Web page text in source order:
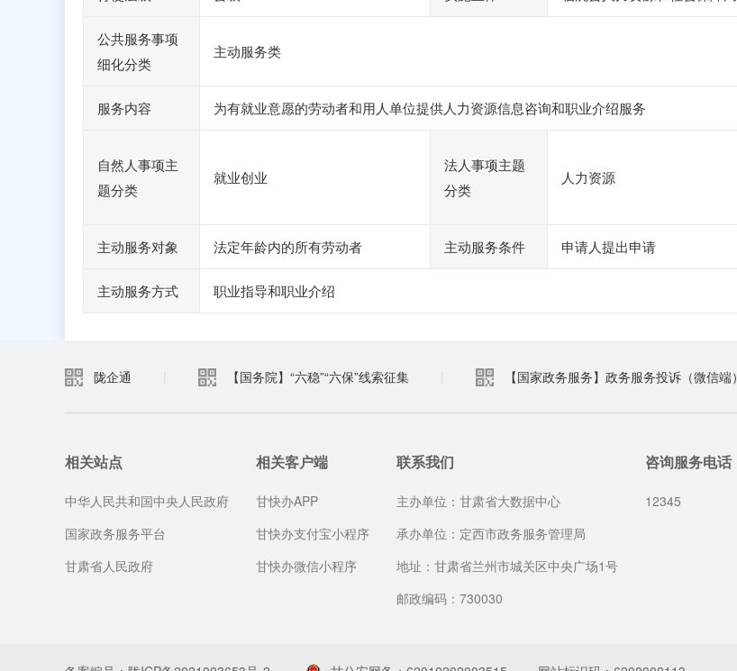
公共服务事项
细化分类
主动服务类
服务内容 为有就业意愿的劳动者和用人单位提供人力资源信息咨询和职业介绍服务
自然人事项主
题分类
就业创业
法人事项主题
分类
人力资源
主动服务对象 法定年龄内的所有劳动者 主动服务条件 申请人提出申请
主动服务方式 职业指导和职业介绍
陇企通 【国务院】“六稳”“六保”线索征集 【国家政务服务】政务服务投诉（微信端）
相关站点
中华人民共和国中央人民政府
国家政务服务平台
甘肃省人民政府
相关客户端
甘快办APP
甘快办支付宝小程序
甘快办微信小程序
联系我们
主办单位：甘肃省大数据中心
承办单位：定西市政务服务管理局
地址：甘肃省兰州市城关区中央广场1号
邮政编码：730030
咨询服务电话
12345